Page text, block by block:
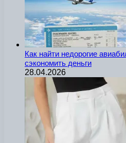
Как найти недорогие
сэкономить деньги
28.04.2026